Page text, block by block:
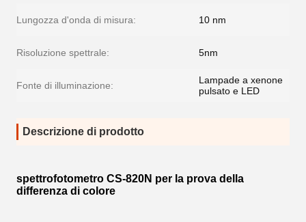
Lungozza d'onda di misura: 10 nm
Risoluzione spettrale: 5nm
Fonte di illuminazione:
Lampade a xenone
pulsato e LED
Descrizione di prodotto
spettrofotometro CS-820N per la prova della
differenza di colore